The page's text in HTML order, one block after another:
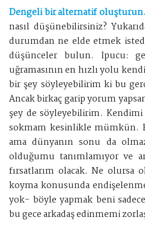
Dengeli bir alternatif oluşturun.
nasıl düşünebilirsiniz?
durumdan ne elde etmek
düşünceler bulun. İpucu:
uğramasının en hızlı yolu
bir şey söyleyebilirim ki bu
Ancak birkaç garip yorum
şey de söyleyebilirim.
sokmam kesinlikle mümkün.
ama dünyanın sonu da
olduğumu tanımlamıyor ve
fırsatlarım olacak. Ne olursa
koyma konusunda
yok- böyle yapmak beni
bu gece arkadaş edinmemi